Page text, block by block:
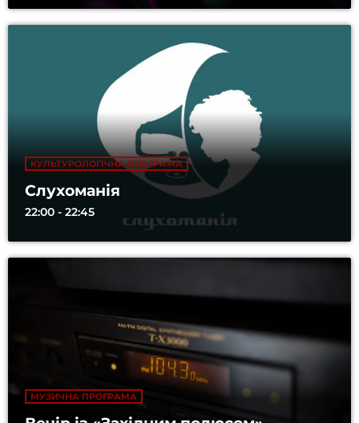
КУЛЬТУРОЛОГІЧНА ПРОГРАМА
Слухоманія
22:00 - 22:45
МУЗИЧНА ПРОГРАМА